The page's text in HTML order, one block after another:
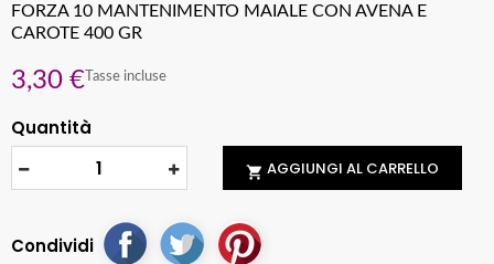
FORZA 10 MANTENIMENTO MAIALE CON AVENA E
CAROTE 400 GR
3,30 € Tasse incluse
Quantità
 AGGIUNGI AL CARRELLO
Condividi